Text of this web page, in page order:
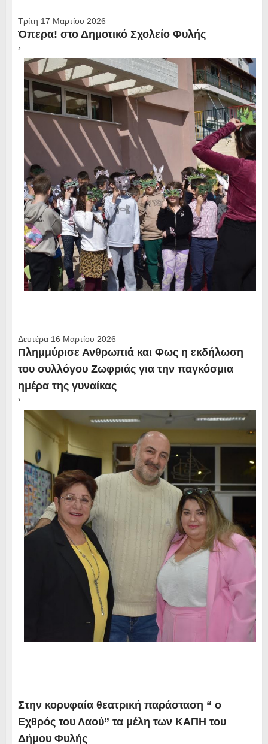
Τρίτη 17 Μαρτίου 2026
Όπερα! στο Δημοτικό Σχολείο Φυλής
›
Δευτέρα 16 Μαρτίου 2026
Πλημμύρισε Ανθρωπιά και Φως η εκδήλωση
του συλλόγου Ζωφριάς για την παγκόσμια
ημέρα της γυναίκας
›
Στην κορυφαία θεατρική παράσταση “ ο
Εχθρός του Λαού” τα μέλη των ΚΑΠΗ του
Δήμου Φυλής